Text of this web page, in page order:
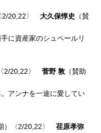
2/20,22〉 大久保惇史 （賛
に資産家のシュペールリ
2/20,22〉 菅野 敦（賛助
アンナを一途に愛してい
）〈2/20,22〉 荏原孝弥